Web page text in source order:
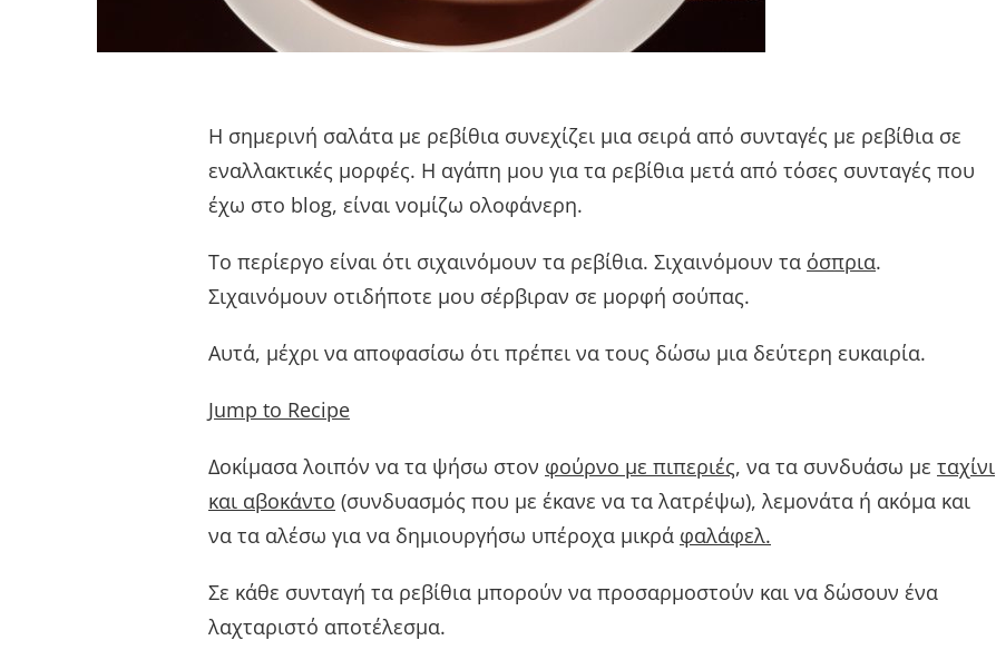
Η σημερινή σαλάτα με ρεβίθια συνεχίζει μια σειρά από συνταγές με ρεβίθια σε
εναλλακτικές μορφές. Η αγάπη μου για τα ρεβίθια μετά από τόσες συνταγές που
έχω στο blog, είναι νομίζω ολοφάνερη.
Το περίεργο είναι ότι σιχαινόμουν τα ρεβίθια. Σιχαινόμουν τα όσπρια.
Σιχαινόμουν οτιδήποτε μου σέρβιραν σε μορφή σούπας.
Αυτά, μέχρι να αποφασίσω ότι πρέπει να τους δώσω μια δεύτερη ευκαιρία.
Jump to Recipe
Δοκίμασα λοιπόν να τα ψήσω στον φούρνο με πιπεριές, να τα συνδυάσω με ταχίνι
και αβοκάντο (συνδυασμός που με έκανε να τα λατρέψω), λεμονάτα ή ακόμα και
να τα αλέσω για να δημιουργήσω υπέροχα μικρά φαλάφελ.
Σε κάθε συνταγή τα ρεβίθια μπορούν να προσαρμοστούν και να δώσουν ένα
λαχταριστό αποτέλεσμα.